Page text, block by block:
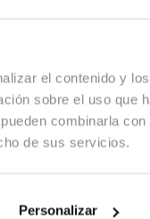
el contenido y
sobre el uso que
combinarla
de sus servicios.
Personalizar
documental:
distancia.
se al que és